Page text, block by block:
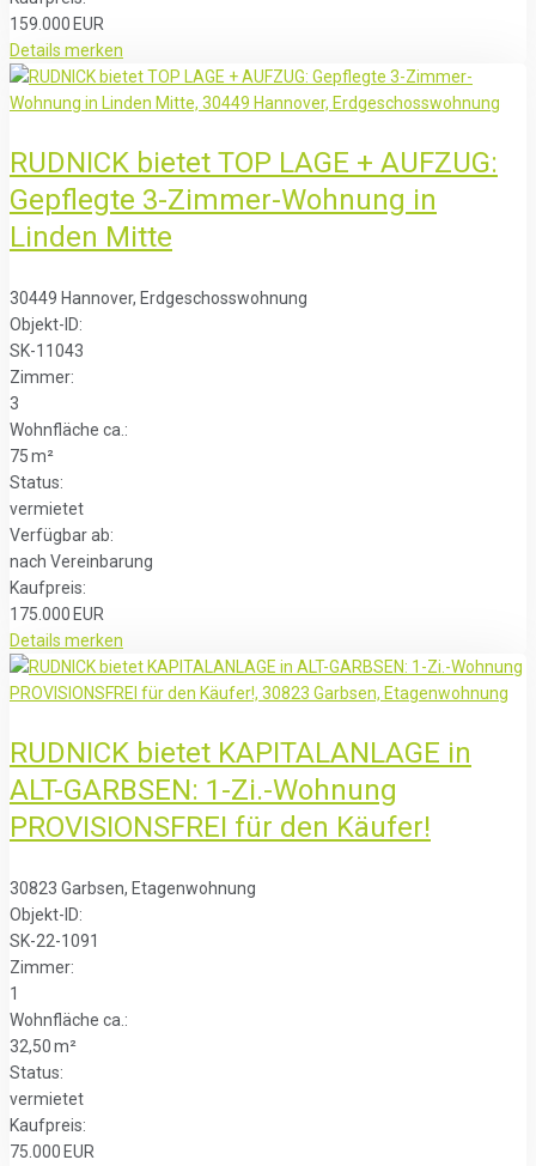
159.000 EUR
Details merken
RUDNICK bietet TOP LAGE + AUFZUG:
Gepflegte 3-Zimmer-Wohnung in
Linden Mitte
30449 Hannover, Erdgeschosswohnung
Objekt-ID:
SK-11043
Zimmer:
3
Wohnfläche ca.:
75 m²
Status:
vermietet
Verfügbar ab:
nach Vereinbarung
Kaufpreis:
175.000 EUR
Details merken
RUDNICK bietet KAPITALANLAGE in
ALT-GARBSEN: 1-Zi.-Wohnung
PROVISIONSFREI für den Käufer!
30823 Garbsen, Etagenwohnung
Objekt-ID:
SK-22-1091
Zimmer:
1
Wohnfläche ca.:
32,50 m²
Status:
vermietet
Kaufpreis:
75.000 EUR